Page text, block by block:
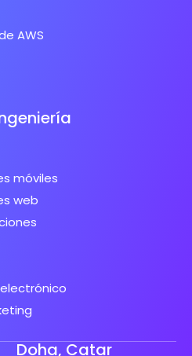
AWS
móviles
web
Doha, Catar